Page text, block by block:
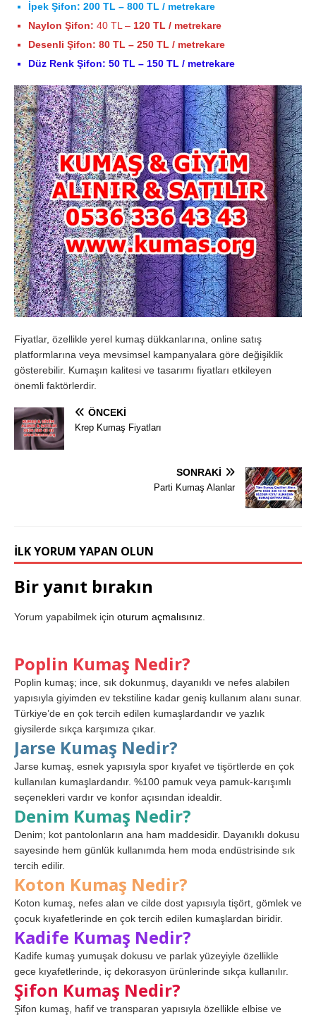
İpek Şifon: 200 TL – 800 TL / metrekare
Naylon Şifon: 40 TL – 120 TL / metrekare
Desenli Şifon: 80 TL – 250 TL / metrekare
Düz Renk Şifon: 50 TL – 150 TL / metrekare
Fiyatlar, özellikle yerel kumaş dükkanlarına, online satış
platformlarına veya mevsimsel kampanyalara göre değişiklik
gösterebilir. Kumaşın kalitesi ve tasarımı fiyatları etkileyen
önemli faktörlerdir.
ÖNCEKI
Krep Kumaş Fiyatları
SONRAKI
Parti Kumaş Alanlar
İLK YORUM YAPAN OLUN
Bir yanıt bırakın
Yorum yapabilmek için oturum açmalısınız
Poplin Kumaş Nedir?
Poplin kumaş; ince, sık dokunmuş, dayanıklı ve nefes alabilen
yapısıyla giyimden ev tekstiline kadar geniş kullanım alanı sunar.
Türkiye’de en çok tercih edilen kumaşlardandır ve yazlık
giysilerde sıkça karşımıza çıkar.
Jarse Kumaş Nedir?
Jarse kumaş, esnek yapısıyla spor kıyafet ve tişörtlerde en çok
kullanılan kumaşlardandır. %100 pamuk veya pamuk-karışımlı
seçenekleri vardır ve konfor açısından idealdir.
Denim Kumaş Nedir?
Denim; kot pantolonların ana ham maddesidir. Dayanıklı dokusu
sayesinde hem günlük kullanımda hem moda endüstrisinde sık
tercih edilir.
Koton Kumaş Nedir?
Koton kumaş, nefes alan ve cilde dost yapısıyla tişört, gömlek ve
çocuk kıyafetlerinde en çok tercih edilen kumaşlardan biridir.
Kadife Kumaş Nedir?
Kadife kumaş yumuşak dokusu ve parlak yüzeyiyle özellikle
gece kıyafetlerinde, iç dekorasyon ürünlerinde sıkça kullanılır.
Şifon Kumaş Nedir?
Şifon kumaş, hafif ve transparan yapısıyla özellikle elbise ve